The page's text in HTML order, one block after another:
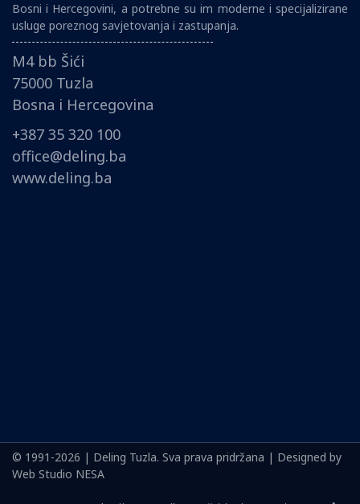
Bosni i Hercegovini, a potrebne su im moderne i specijalizirane
usluge poreznog savjetovanja i zastupanja.
M4 bb Šići
75000 Tuzla
Bosna i Hercegovina
+387 35 320 100
office@deling.ba
www.deling.ba
© 1991-2026 | Deling Tuzla. Sva prava pridržana | Designed by
Web Studio NESA